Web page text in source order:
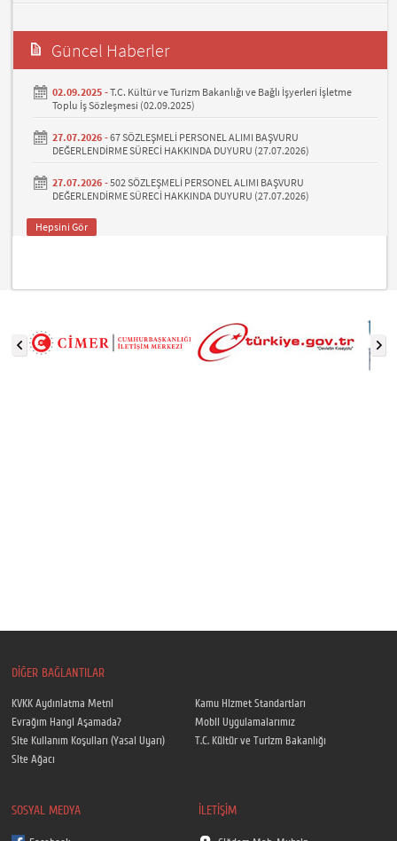
Güncel Haberler
02.09.2025 -T.C. Kültür ve Turizm Bakanlığı ve Bağlı İşyerleri İşletme
Toplu İş Sözleşmesi (02.09.2025)
27.07.2026 -67 SÖZLEŞMELİ PERSONEL ALIMI BAŞVURU
DEĞERLENDİRME SÜRECİ HAKKINDA DUYURU (27.07.2026)
27.07.2026 -502 SÖZLEŞMELİ PERSONEL ALIMI BAŞVURU
DEĞERLENDİRME SÜRECİ HAKKINDA DUYURU (27.07.2026)
Hepsini Gör
DİĞER BAĞLANTILAR
KVKK Aydınlatma Metni
Kamu Hizmet Standartları
Evrağım Hangi Aşamada?
Mobil Uygulamalarımız
Site Kullanım Koşulları (Yasal Uyarı)
T.C. Kültür ve Turizm Bakanlığı
Site Ağacı
SOSYAL MEDYA İLETİŞİM